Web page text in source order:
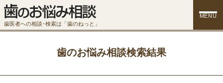
歯医者への相談･検索は「歯のねっと」
MENU
歯のお悩み相談検索結果